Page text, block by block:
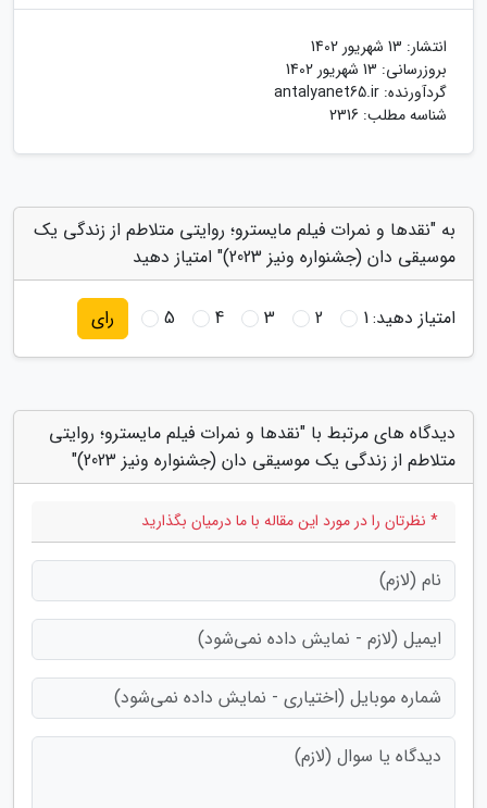
انتشار: 13 شهریور 1402
بروزرسانی: 13 شهریور 1402
گردآورنده: antalyanet65.ir
شناسه مطلب: 2316
به "نقدها و نمرات فیلم مایسترو؛ روایتی متلاطم از زندگی یک
موسیقی دان (جشنواره ونیز 2023)" امتیاز دهید
امتیاز دهید:1
2
3
4
5 رای
دیدگاه های مرتبط با "نقدها و نمرات فیلم مایسترو؛ روایتی
متلاطم از زندگی یک موسیقی دان (جشنواره ونیز 2023)"
* نظرتان را در مورد این مقاله با ما درمیان بگذارید